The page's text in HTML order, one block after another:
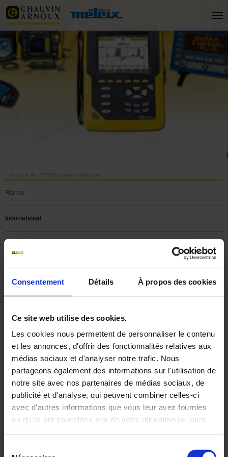
Consentement Détails À propos des cookies
Ce site web utilise des cookies.
Les cookies nous permettent de personnaliser le contenu
et les annonces, d'offrir des fonctionnalités relatives aux
médias sociaux et d'analyser notre trafic. Nous
partageons également des informations sur l'utilisation de
notre site avec nos partenaires de médias sociaux, de
publicité et d'analyse, qui peuvent combiner celles-ci
avec d'autres informations que vous leur avez fournies
ou qu'ils ont collectées lors de votre utilisation de leurs
FOCUS Capteur Multipoint
France
International
FOCUS Capteur Multipoint
Capteur de température multipoint
Pour réaliser une cartographie multi-températures précise
Points forts
Grande stabilité des mesures
Jusqu’à 54 points de mesure
Conforme ATEX/IECEx
Fonctionnement
Fixé sur le process par bride, le capteur multipoint
est composé de plusieurs thermocouples, de
Ce montage multipoint permet de réunir des
évolutif de l’installation. Selon l’application,